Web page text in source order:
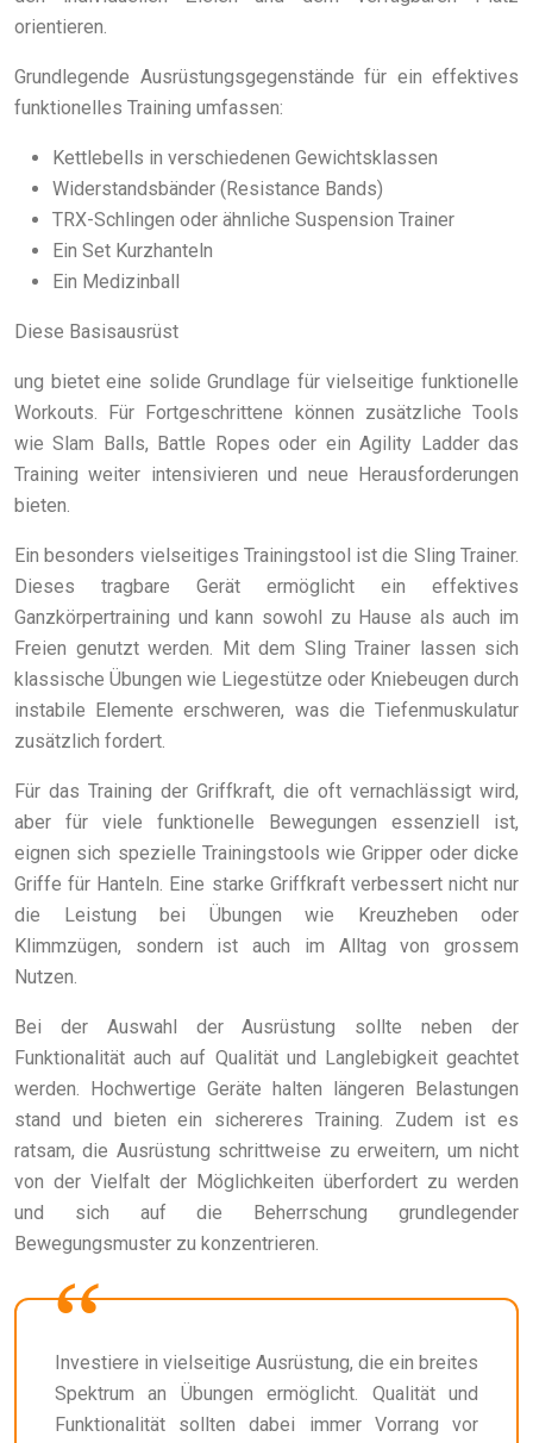
orientieren.
Grundlegende Ausrüstungsgegenstände für ein effektives
funktionelles Training umfassen:
Kettlebells in verschiedenen Gewichtsklassen
Widerstandsbänder (Resistance Bands)
TRX-Schlingen oder ähnliche Suspension Trainer
Ein Set Kurzhanteln
Ein Medizinball
Diese Basisausrüst
ung bietet eine solide Grundlage für vielseitige funktionelle
Workouts. Für Fortgeschrittene können zusätzliche Tools
wie Slam Balls, Battle Ropes oder ein Agility Ladder das
Training weiter intensivieren und neue Herausforderungen
bieten.
Ein besonders vielseitiges Trainingstool ist die Sling Trainer.
Dieses tragbare Gerät ermöglicht ein effektives
Ganzkörpertraining und kann sowohl zu Hause als auch im
Freien genutzt werden. Mit dem Sling Trainer lassen sich
klassische Übungen wie Liegestütze oder Kniebeugen durch
instabile Elemente erschweren, was die Tiefenmuskulatur
zusätzlich fordert.
Für das Training der Griffkraft, die oft vernachlässigt wird,
aber für viele funktionelle Bewegungen essenziell ist,
eignen sich spezielle Trainingstools wie Gripper oder dicke
Griffe für Hanteln. Eine starke Griffkraft verbessert nicht nur
die Leistung bei Übungen wie Kreuzheben oder
Klimmzügen, sondern ist auch im Alltag von grossem
Nutzen.
Bei der Auswahl der Ausrüstung sollte neben der
Funktionalität auch auf Qualität und Langlebigkeit geachtet
werden. Hochwertige Geräte halten längeren Belastungen
stand und bieten ein sichereres Training. Zudem ist es
ratsam, die Ausrüstung schrittweise zu erweitern, um nicht
von der Vielfalt der Möglichkeiten überfordert zu werden
und sich auf die Beherrschung grundlegender
Bewegungsmuster zu konzentrieren.
Investiere in vielseitige Ausrüstung, die ein breites
Spektrum an Übungen ermöglicht. Qualität und
Funktionalität sollten dabei immer Vorrang vor